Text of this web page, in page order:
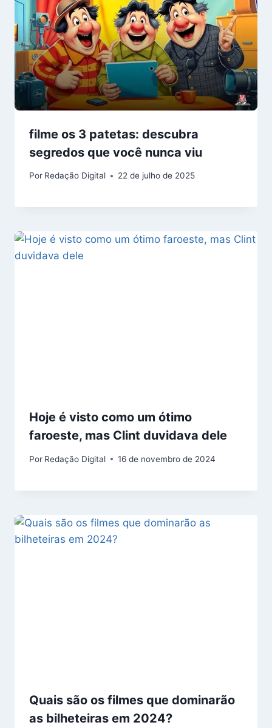
filme os 3 patetas: descubra
segredos que você nunca viu
Por Redação Digital 22 de julho de 2025
Hoje é visto como um ótimo
faroeste, mas Clint duvidava dele
Por Redação Digital 16 de novembro de 2024
Quais são os filmes que dominarão
as bilheteiras em 2024?